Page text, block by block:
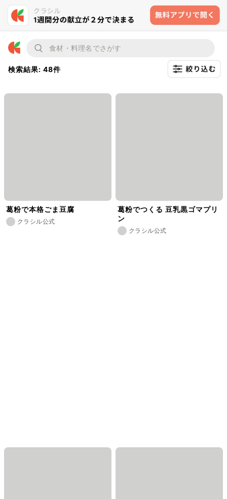
検索結果: 48件
葛粉で本格ごま豆腐
クラシル公式
葛粉でつくる 豆乳黒ゴマプリ
ン
クラシル公式